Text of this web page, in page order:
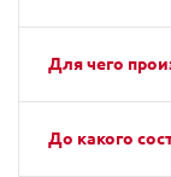
Для чего
До какого